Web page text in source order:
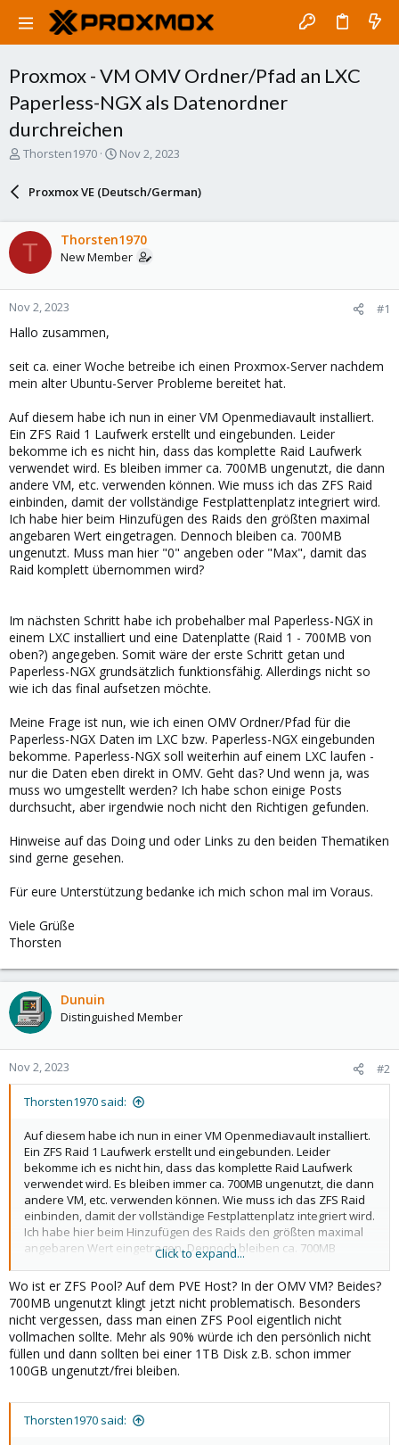
Proxmox - VM OMV Ordner/Pfad an LXC
Paperless-NGX als Datenordner
durchreichen
T
d
s
t
e
Thorsten1970
S
a
r
d
a
t
Nov 2, 2023
Proxmox VE (Deutsch/German)
T Thorsten1970
New Member
Nov 2, 2023 #1
Hallo zusammen,
seit ca. einer Woche betreibe ich einen Proxmox-Server nachdem
mein alter Ubuntu-Server Probleme bereitet hat.
Auf diesem habe ich nun in einer VM Openmediavault installiert.
Ein ZFS Raid 1 Laufwerk erstellt und eingebunden. Leider
bekomme ich es nicht hin, dass das komplette Raid Laufwerk
verwendet wird. Es bleiben immer ca. 700MB ungenutzt, die dann
andere VM, etc. verwenden können. Wie muss ich das ZFS Raid
einbinden, damit der vollständige Festplattenplatz integriert wird.
Ich habe hier beim Hinzufügen des Raids den größten maximal
angebaren Wert eingetragen. Dennoch bleiben ca. 700MB
ungenutzt. Muss man hier "0" angeben oder "Max", damit das
Raid komplett übernommen wird?
Im nächsten Schritt habe ich probehalber mal Paperless-NGX in
einem LXC installiert und eine Datenplatte (Raid 1 - 700MB von
oben?) angegeben. Somit wäre der erste Schritt getan und
Paperless-NGX grundsätzlich funktionsfähig. Allerdings nicht so
wie ich das final aufsetzen möchte.
Meine Frage ist nun, wie ich einen OMV Ordner/Pfad für die
Paperless-NGX Daten im LXC bzw. Paperless-NGX eingebunden
bekomme. Paperless-NGX soll weiterhin auf einem LXC laufen -
nur die Daten eben direkt in OMV. Geht das? Und wenn ja, was
muss wo umgestellt werden? Ich habe schon einige Posts
durchsucht, aber irgendwie noch nicht den Richtigen gefunden.
Hinweise auf das Doing und oder Links zu den beiden Thematiken
sind gerne gesehen.
Für eure Unterstützung bedanke ich mich schon mal im Voraus.
Viele Grüße
Thorsten
Dunuin
Distinguished Member
Nov 2, 2023 #2
Thorsten1970 said:
Auf diesem habe ich nun in einer VM Openmediavault installiert.
Ein ZFS Raid 1 Laufwerk erstellt und eingebunden. Leider
bekomme ich es nicht hin, dass das komplette Raid Laufwerk
verwendet wird. Es bleiben immer ca. 700MB ungenutzt, die dann
andere VM, etc. verwenden können. Wie muss ich das ZFS Raid
einbinden, damit der vollständige Festplattenplatz integriert wird.
Ich habe hier beim Hinzufügen des Raids den größten maximal
angebaren Wert eingetragen. Dennoch bleiben ca. 700MB
ungenutzt. Muss man hier "0" angeben oder "Max", damit das
Raid komplett übernommen wird?
Click to expand...
Wo ist er ZFS Pool? Auf dem PVE Host? In der OMV VM? Beides?
700MB ungenutzt klingt jetzt nicht problematisch. Besonders
nicht vergessen, dass man einen ZFS Pool eigentlich nicht
vollmachen sollte. Mehr als 90% würde ich den persönlich nicht
füllen und dann sollten bei einer 1TB Disk z.B. schon immer
100GB ungenutzt/frei bleiben.
Thorsten1970 said: